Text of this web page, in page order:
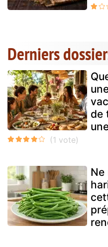
Derniers
de
Ne